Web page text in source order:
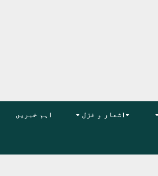
اشعار و غزل اہم خبریں